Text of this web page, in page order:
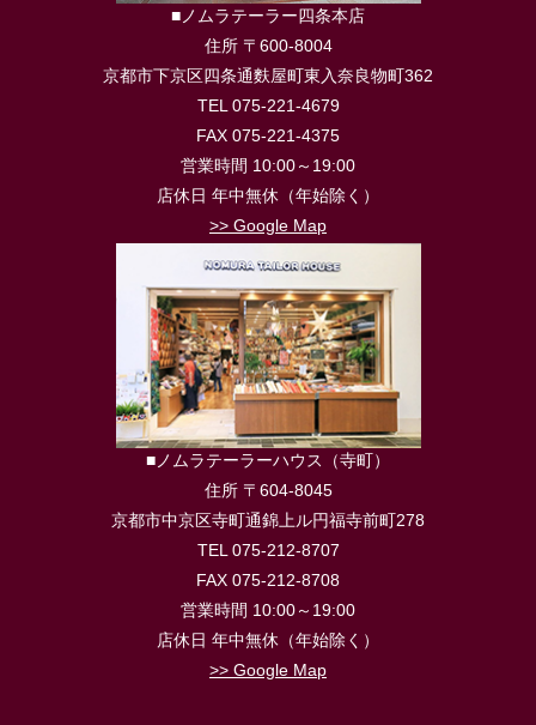
■ノムラテーラー四条本店
住所 〒600-8004
京都市下京区四条通麩屋町東入奈良物町362
TEL 075-221-4679
FAX 075-221-4375
営業時間 10:00～19:00
店休日 年中無休（年始除く）
>> Google Map
■ノムラテーラーハウス（寺町）
住所 〒604-8045
京都市中京区寺町通錦上ル円福寺前町278
TEL 075-212-8707
FAX 075-212-8708
営業時間 10:00～19:00
店休日 年中無休（年始除く）
>> Google Map